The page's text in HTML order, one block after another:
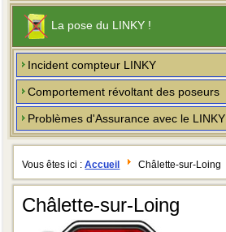
La pose du LINKY !
Incident compteur LINKY
Comportement révoltant des poseurs
Problèmes d'Assurance avec le LINKY
Vous êtes ici :Accueil Châlette-sur-Loing
Châlette-sur-Loing